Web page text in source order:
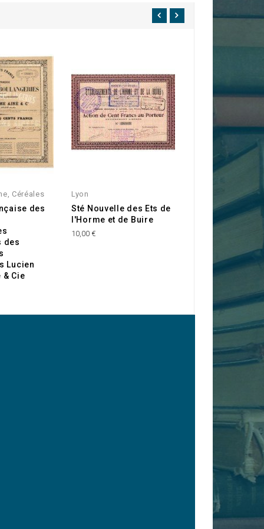
Céréales
des
des
Lucien
& Cie
Lyon
Sté Nouvelle des Ets de
l'Horme et de Buire
10,00 €
S.A. des
Planchon. 1907